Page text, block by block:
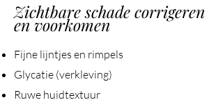
Zichtbare schade corrigeren
en voorkomen
Fijne lijntjes en rimpels
Glycatie (verkleving)
Ruwe huidtextuur